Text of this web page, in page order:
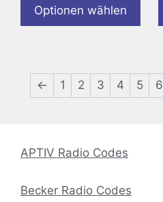
Optionen wählen
← 1 2 3 4 5 6
APTIV Radio Codes
Becker Radio Codes